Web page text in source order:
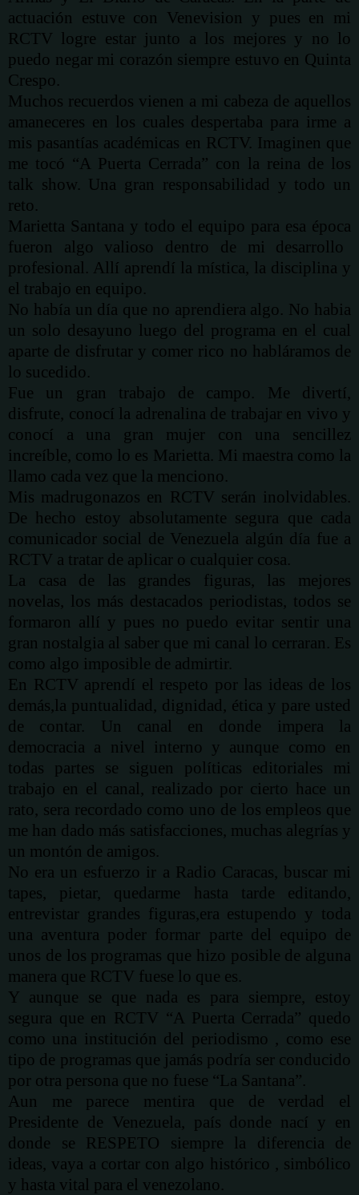
actuación estuve con Venevision y pues en mi
RCTV logre estar junto a los mejores y no lo
puedo negar mi corazón siempre estuvo en Quinta
Crespo.
Muchos recuerdos vienen a mi cabeza de aquellos
amaneceres en los cuales despertaba para irme a
mis pasantías académicas en RCTV. Imaginen que
me tocó “A Puerta Cerrada” con la reina de los
talk show. Una gran responsabilidad y todo un
reto.
Marietta Santana y todo el equipo para esa época
fueron algo valioso dentro de mi desarrollo
profesional. Allí aprendí la mística, la disciplina y
el trabajo en equipo.
No había un día que no aprendiera algo. No habia
un solo desayuno luego del programa en el cual
aparte de disfrutar y comer rico no habláramos de
lo sucedido.
Fue un gran trabajo de campo. Me divertí,
disfrute, conocí la adrenalina de trabajar en vivo y
conocí a una gran mujer con una sencillez
increíble, como lo es Marietta. Mi maestra como la
llamo cada vez que la menciono.
Mis madrugonazos en RCTV serán inolvidables.
De hecho estoy absolutamente segura que cada
comunicador social de Venezuela algún día fue a
RCTV a tratar de aplicar o cualquier cosa.
La casa de las grandes figuras, las mejores
novelas, los más destacados periodistas, todos se
formaron allí y pues no puedo evitar sentir una
gran nostalgia al saber que mi canal lo cerraran. Es
como algo imposible de admirtir.
En RCTV aprendí el respeto por las ideas de los
demás,la puntualidad, dignidad, ética y pare usted
de contar. Un canal en donde impera la
democracia a nivel interno y aunque como en
todas partes se siguen políticas editoriales mi
trabajo en el canal, realizado por cierto hace un
rato, sera recordado como uno de los empleos que
me han dado más satisfacciones, muchas alegrías y
un montón de amigos.
No era un esfuerzo ir a Radio Caracas, buscar mi
tapes, pietar, quedarme hasta tarde editando,
entrevistar grandes figuras,era estupendo y toda
una aventura poder formar parte del equipo de
unos de los programas que hizo posible de alguna
manera que RCTV fuese lo que es.
Y aunque se que nada es para siempre, estoy
segura que en RCTV “A Puerta Cerrada” quedo
como una institución del periodismo , como ese
tipo de programas que jamás podría ser conducido
por otra persona que no fuese “La Santana”.
Aun me parece mentira que de verdad el
Presidente de Venezuela,
país donde nací y en
donde se RESPETO siempre la diferencia de
ideas, vaya a cortar con algo histórico , simbólico
y hasta vital para el venezolano.